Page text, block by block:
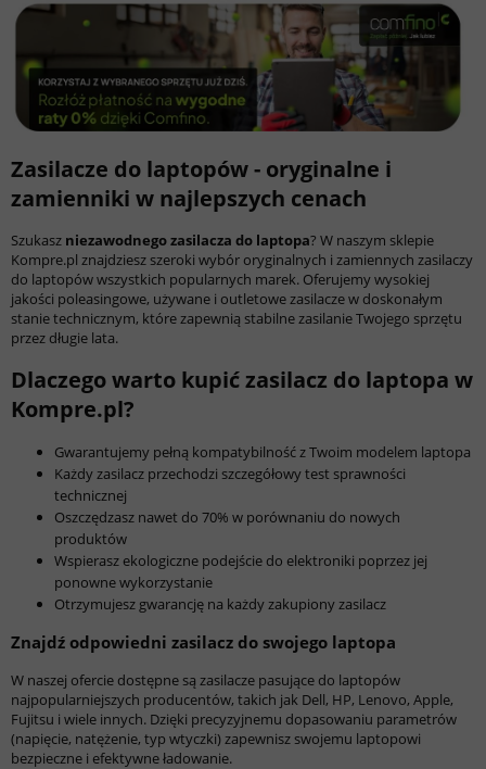
Zasilacze do laptopów - oryginalne i
zamienniki w najlepszych cenach
Szukasz niezawodnego zasilacza do laptopa? W naszym sklepie
Kompre.pl znajdziesz szeroki wybór oryginalnych i zamiennych zasilaczy
do laptopów wszystkich popularnych marek. Oferujemy wysokiej
jakości poleasingowe, używane i outletowe zasilacze w doskonałym
stanie technicznym, które zapewnią stabilne zasilanie Twojego sprzętu
przez długie lata.
Dlaczego warto kupić zasilacz do laptopa w
Kompre.pl?
Gwarantujemy pełną kompatybilność z Twoim modelem laptopa
Każdy zasilacz przechodzi szczegółowy test sprawności
technicznej
Oszczędzasz nawet do 70% w porównaniu do nowych
produktów
Wspierasz ekologiczne podejście do elektroniki poprzez jej
ponowne wykorzystanie
Otrzymujesz gwarancję na każdy zakupiony zasilacz
Znajdź odpowiedni zasilacz do swojego laptopa
W naszej ofercie dostępne są zasilacze pasujące do laptopów
najpopularniejszych producentów, takich jak Dell, HP, Lenovo, Apple,
Fujitsu i wiele innych. Dzięki precyzyjnemu dopasowaniu parametrów
(napięcie, natężenie, typ wtyczki) zapewnisz swojemu laptopowi
bezpieczne i efektywne ładowanie.